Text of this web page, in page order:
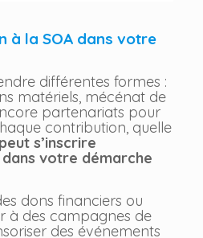
à la SOA dans votre
différentes formes :
matériels, mécénat de
partenariats pour
contribution, quelle
peut s’inscrire
votre démarche
dons financiers ou
à des campagnes de
des événements